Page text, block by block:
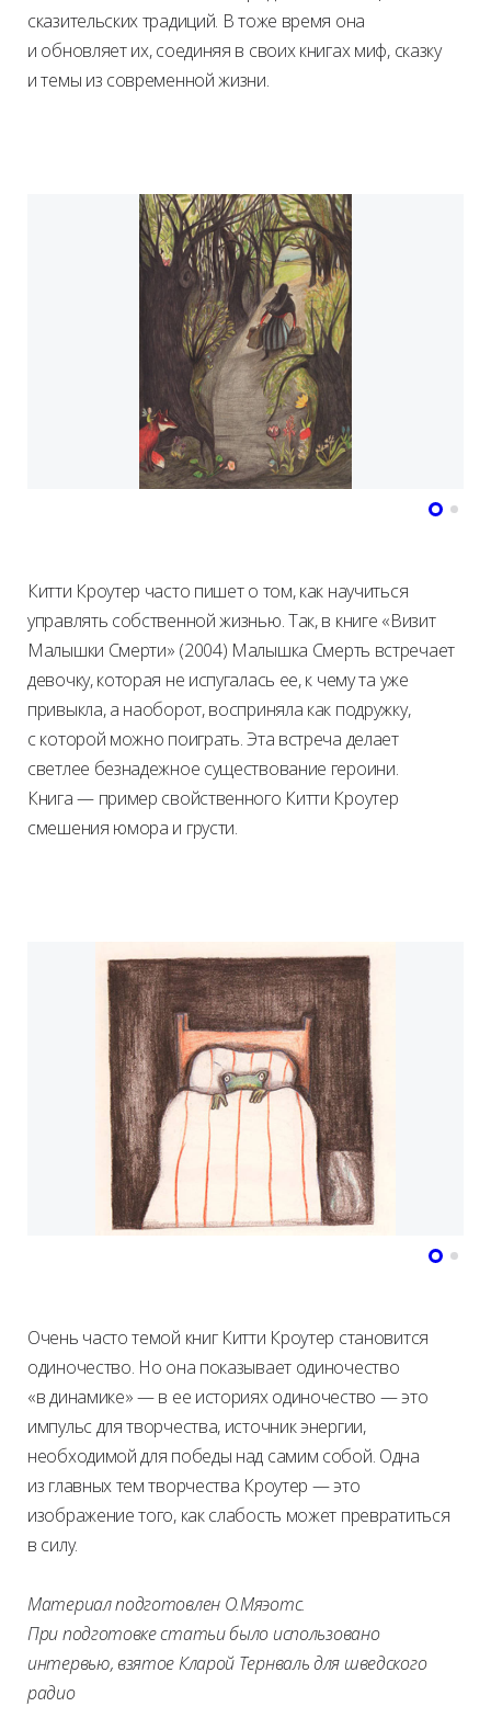
сказительских традиций. В тоже время она
и обновляет их, соединяя в своих книгах миф, сказку
и темы из современной жизни.
Китти Кроутер часто пишет о том, как научиться
управлять собственной жизнью. Так, в книге «Визит
Малышки Смерти» (2004) Малышка Смерть встречает
девочку, которая не испугалась ее, к чему та уже
привыкла, а наоборот, восприняла как подружку,
с которой можно поиграть. Эта встреча делает
светлее безнадежное существование героини.
Книга — пример свойственного Китти Кроутер
смешения юмора и грусти.
Очень часто темой книг Китти Кроутер становится
одиночество. Но она показывает одиночество
«в динамике» — в ее историях одиночество — это
импульс для творчества, источник энергии,
необходимой для победы над самим собой. Одна
из главных тем творчества Кроутер — это
изображение того, как слабость может превратиться
в силу.
Материал подготовлен О.Мяэотс.
При подготовке статьи было использовано
интервью, взятое Кларой Тернваль для шведского
радио